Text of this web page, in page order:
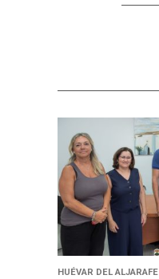
HUÉVAR DEL ALJARAFE